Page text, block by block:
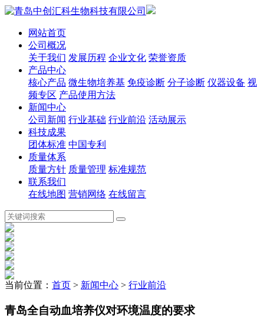
网站首页
公司概况
关于我们 发展历程 企业文化 荣誉资质
产品中心
核心产品 微生物培养基 免疫诊断 分子诊断 仪器设备 视
频专区 产品使用方法
新闻中心
公司新闻 行业基础 行业前沿 活动展示
科技成果
团体标准 中国专利
质量体系
质量方针 质量管理 标准规范
联系我们
在线地图 营销网络 在线留言
当前位置： 首页 > 新闻中心 > 行业前沿
青岛全自动血培养仪对环境温度的要求